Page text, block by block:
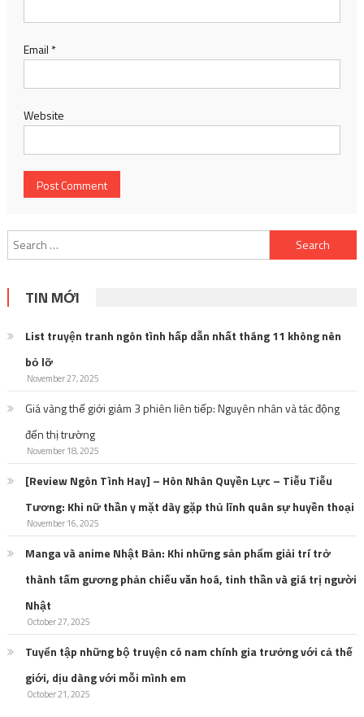
Email *
Website
Search
for:
TIN MỚI
List truyện tranh ngôn tình hấp dẫn nhất tháng 11 không nên
bỏ lỡ
November 27, 2025
Giá vàng thế giới giảm 3 phiên liên tiếp: Nguyên nhân và tác động
đến thị trường
November 18, 2025
[Review Ngôn Tình Hay] – Hôn Nhân Quyền Lực – Tiễu Tiễu
Tương: Khi nữ thần y mặt dày gặp thủ lĩnh quân sự huyền thoại
November 16, 2025
Manga và anime Nhật Bản: Khi những sản phẩm giải trí trở
thành tấm gương phản chiếu văn hoá, tinh thần và giá trị người
Nhật
October 27, 2025
Tuyển tập những bộ truyện có nam chính gia trưởng với cả thế
giới, dịu dàng với mỗi mình em
October 21, 2025